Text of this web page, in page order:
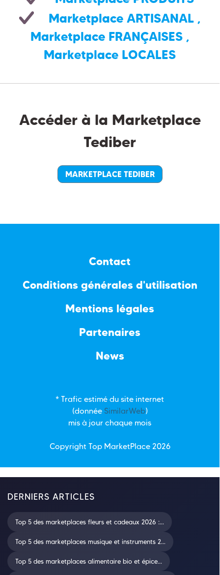
Marketplace ARTISANAL,
Marketplace FRANÇAISES,
Marketplace LOCALES
Accéder à la Marketplace
Tediber
MARKETPLACE TEDIBER
Contact
Conditions générales d'utilisation
Mentions légales
Partenaires
News
* Trafic estimé du site internet
(donnée SimilarWeb)
mis à jour chaque mois
Copyright Top MarketPlace2026
DERNIERS ARTICLES
Top 5 des marketplaces fleurs et cadeaux 2026 :...
Top 5 des marketplaces musique et instruments 2...
Top 5 des marketplaces alimentaire bio et épice...